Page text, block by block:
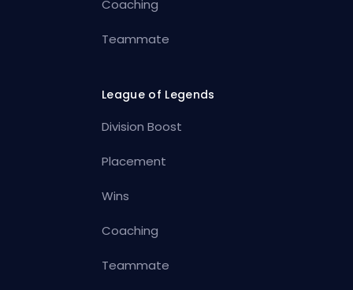
Coaching
Teammate
League of Legends
Division Boost
Placement
Wins
Coaching
Teammate